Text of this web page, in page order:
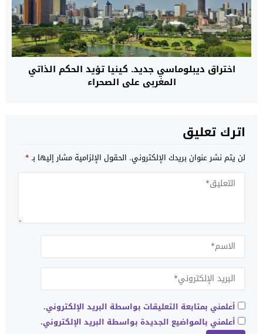
اختراق ديبلوماسي جديد. كينيا تؤيد الحكم الذاتي
المغربي على الصحراء
اترك تعليق
لن يتم نشر عنوان بريدك الإلكتروني. الحقول الإلزامية مشار إليها بـ*
أعلمني بمتابعة التعليقات بواسطة البريد الإلكتروني.
أعلمني بالمواضيع الجديدة بواسطة البريد الإلكتروني.